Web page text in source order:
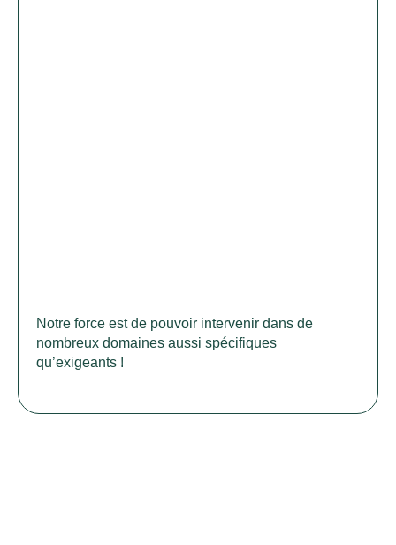
Notre force est de pouvoir intervenir dans de
nombreux domaines aussi spécifiques
qu’exigeants !